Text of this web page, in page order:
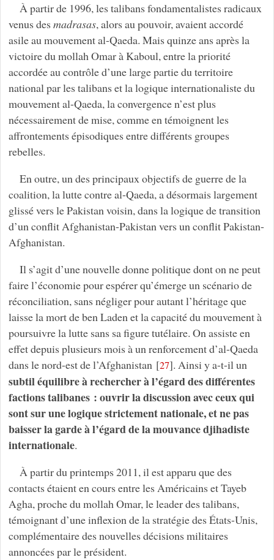
À partir de 1996, les talibans fondamentalistes radicaux
venus des madrasas, alors au pouvoir, avaient accordé
asile au mouvement al-Qaeda. Mais quinze ans après la
victoire du mollah Omar à Kaboul, entre la priorité
accordée au contrôle d’une large partie du territoire
national par les talibans et la logique internationaliste du
mouvement al-Qaeda, la convergence n’est plus
nécessairement de mise, comme en témoignent les
affrontements épisodiques entre différents groupes
rebelles.
En outre, un des principaux objectifs de guerre de la
coalition, la lutte contre al-Qaeda, a désormais largement
glissé vers le Pakistan voisin, dans la logique de transition
d’un conflit Afghanistan-Pakistan vers un conflit Pakistan-
Afghanistan.
Il s’agit d’une nouvelle donne politique dont on ne peut
faire l’économie pour espérer qu’émerge un scénario de
réconciliation, sans négliger pour autant l’héritage que
laisse la mort de ben Laden et la capacité du mouvement à
poursuivre la lutte sans sa figure tutélaire. On assiste en
effet depuis plusieurs mois à un renforcement d’al-Qaeda
dans le nord-est de l’Afghanistan[27]. Ainsi y a-t-il un
subtil équilibre à rechercher à l’égard des différentes
factions talibanes : ouvrir la discussion avec ceux qui
sont sur une logique strictement nationale, et ne pas
baisser la garde à l’égard de la mouvance djihadiste
internationale.
À partir du printemps 2011, il est apparu que des
contacts étaient en cours entre les Américains et Tayeb
Agha, proche du mollah Omar, le leader des talibans,
témoignant d’une inflexion de la stratégie des États-Unis,
complémentaire des nouvelles décisions militaires
annoncées par le président.